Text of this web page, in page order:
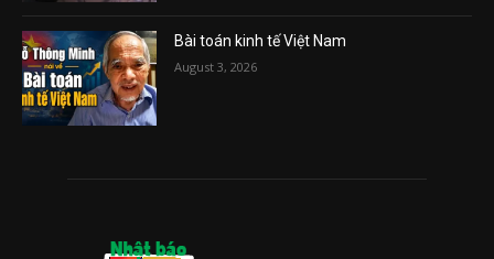
Bài toán kinh tế Việt Nam
August 3, 2026